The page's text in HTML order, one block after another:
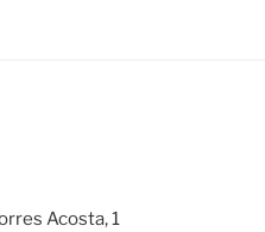
Acosta, 1